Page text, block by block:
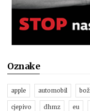
Oznake
apple automobil
cjepivo dhmz eu